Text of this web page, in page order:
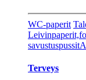
WC-paperit
savustuspussit
Terveys